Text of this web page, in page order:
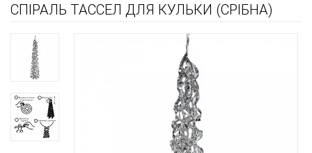
СПІРАЛЬ ТАССЕЛ ДЛЯ КУЛЬКИ (СРІБНА)